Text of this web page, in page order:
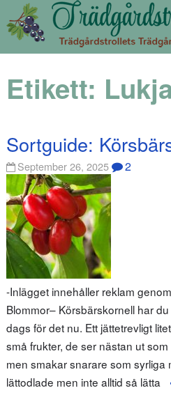
Etikett:
Sortguide:
September 26, 2025 2
-Inlägget innehåller reklam
Blommor– Körsbärskornell har
dags för det nu. Ett jättetrevligt
små frukter, de ser nästan ut
men smakar snarare som syrliga
lättodlade men inte alltid så lätta